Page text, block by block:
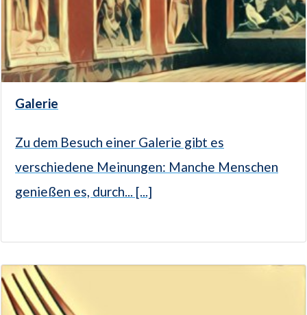
Galerie
Zu dem Besuch einer Galerie gibt es
verschiedene Meinungen: Manche Menschen
genießen es, durch... [...]